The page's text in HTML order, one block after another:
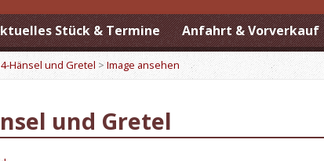
Stück & Termine Anfahrt & Vorverkauf
Hänsel und Gretel>Image ansehen
und Gretel